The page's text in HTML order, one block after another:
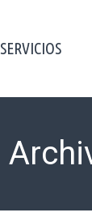
SERVICIOS